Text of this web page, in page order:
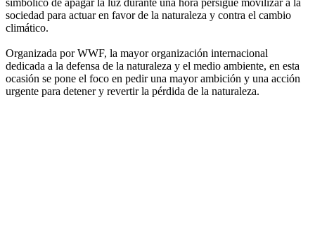
sociedad para actuar en favor de la naturaleza y contra el cambio
climático.
Organizada por WWF, la mayor organización internacional
dedicada a la defensa de la naturaleza y el medio ambiente, en esta
ocasión se pone el foco en pedir una mayor ambición y una acción
urgente para detener y revertir la pérdida de la naturaleza.